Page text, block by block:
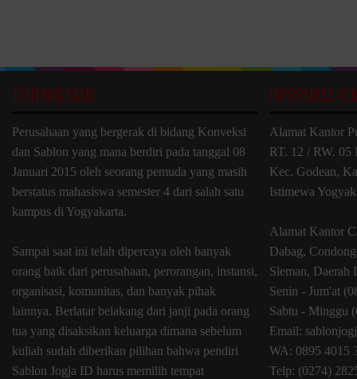
TENTANG KAMI
Perusahaan yang bergerak di bidang Konveksi
dan Sablon yang mana berdiri pada tanggal 08
Januari 2015 oleh seorang pemuda yang masih
berstatus mahasiswa semester 4 dari salah satu
kampus di Yogyakarta.
Sampai saat ini telah dipercaya oleh banyak
orang baik dari perusahaan, perorangan, instansi,
organisasi, komunitas, dan banyak pihak
lainnya. Berlatar belakang dari janji pada orang
tua yang disaksikan keluarga dimana sebelum
kuliah sudah diberikan pilihan bahwa pendiri
Sablon Jogja ID harus memilih tempat
INFORMASI
Alamat Kantor
RT. 12 / RW. 05
Kec. Godean,
Istimewa
Alamat Kantor
Dabag,
Sleman, Daerah
Senin - Jum'at
Sabtu - Minggu
Email:
WA: 0895 4015
Telp: (0274)